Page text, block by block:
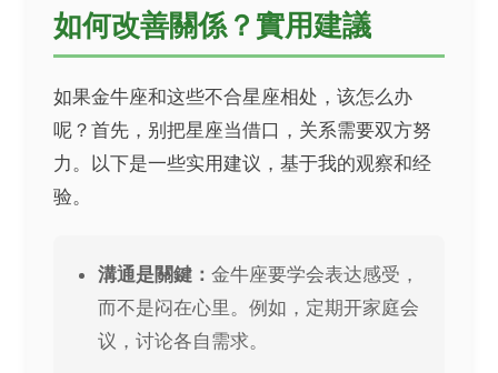
如何改善關係？實用建議
如果金牛座和这些不合星座相处，该怎么办
呢？首先，别把星座当借口，关系需要双方努
力。以下是一些实用建议，基于我的观察和经
验。
溝通是關鍵： 金牛座要学会表达感受，
而不是闷在心里。例如，定期开家庭会
议，讨论各自需求。